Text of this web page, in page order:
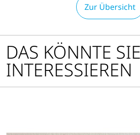
Zur Übersicht
DAS KÖNNTE
INTERESSIEREN